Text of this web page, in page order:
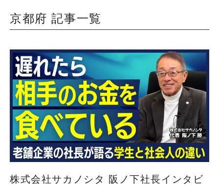
京都府 記事一覧
株式会社サカノシタ 阪ノ下社長インタビ